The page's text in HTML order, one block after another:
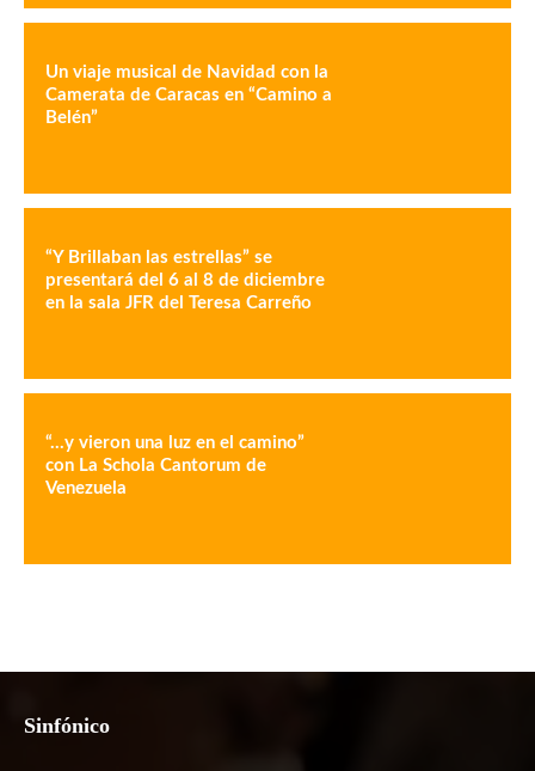
Un viaje musical de Navidad con la
Camerata de Caracas en “Camino a
Belén”
“Y Brillaban las estrellas” se
presentará del 6 al 8 de diciembre
en la sala JFR del Teresa Carreño
“…y vieron una luz en el camino”
con La Schola Cantorum de
Venezuela
Sinfónico